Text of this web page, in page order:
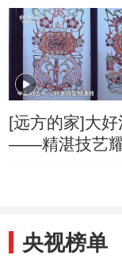
[远方的家]大好
——精湛技艺耀
央视榜单